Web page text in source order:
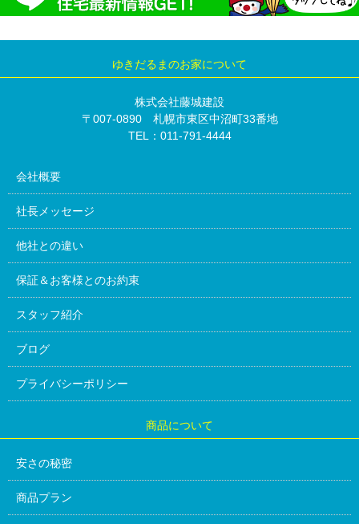
ゆきだるまのお家について
株式会社藤城建設
〒007-0890 札幌市東区中沼町33番地
TEL：011-791-4444
会社概要
社長メッセージ
他社との違い
保証＆お客様とのお約束
スタッフ紹介
ブログ
プライバシーポリシー
商品について
安さの秘密
商品プラン